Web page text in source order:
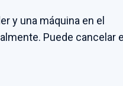
y una máquina en el
Puede cancelar